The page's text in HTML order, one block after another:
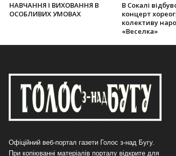
НАВЧАННЯ І ВИХОВАННЯ В
ОСОБЛИВИХ УМОВАХ
В Сокалі
концерт
колек­тиву
«Веселка»
Офіційний веб-портал газети Голос з-над Бугу.
При копіюванні матеріалів порталу відкрите для